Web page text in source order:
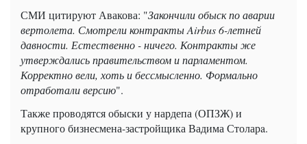
СМИ цитируют Авакова: "Закончили обыск по аварии
вертолета. Смотрели контракты Airbus 6-летней
давности. Естественно - ничего. Контракты же
утверждались правительством и парламентом.
Корректно вели, хоть и бессмысленно. Формально
отработали версию".
Также проводятся обыски у нардепа (ОПЗЖ) и
крупного бизнесмена-застройщика Вадима Столарa.